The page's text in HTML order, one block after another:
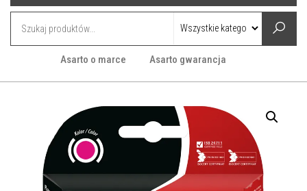
Asarto o marce Asarto gwarancja